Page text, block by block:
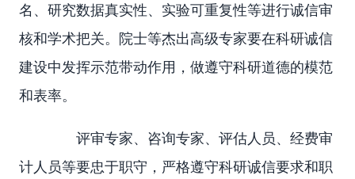
名、研究数据真实性、实验可重复性等进行诚信审
核和学术把关。院士等杰出高级专家要在科研诚信
建设中发挥示范带动作用，做遵守科研道德的模范
和表率。
评审专家、咨询专家、评估人员、经费审
计人员等要忠于职守，严格遵守科研诚信要求和职